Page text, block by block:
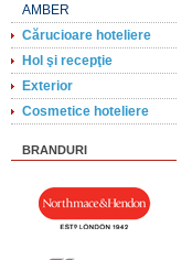
AMBER
Cărucioare hoteliere
Hol şi recepţie
Exterior
Cosmetice hoteliere
BRANDURI